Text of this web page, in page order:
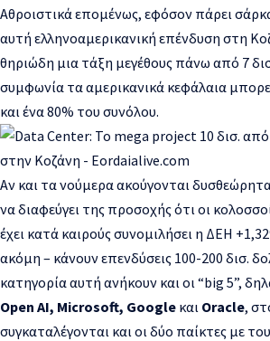
Αθροιστικά επομένως, εφόσον πάρει
αυτή ελληνοαμερικανική επένδυση στη
θηριώδη μια τάξη μεγέθους πάνω από 7
συμφωνία τα αμερικανικά κεφάλαια
και ένα 80% του συνόλου.
Αν και τα νούμερα ακούγονται
να διαφεύγει της προσοχής ότι οι
έχει κατά καιρούς συνομιλήσει η ΔΕΗ
ακόμη – κάνουν επενδύσεις 100-200 δισ.
κατηγορία αυτή ανήκουν και οι “big 5”,
Open AI, Microsoft, Google και Oracle,
συγκαταλέγονται και οι δύο παίκτες με